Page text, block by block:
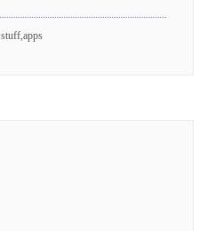
stuff,apps